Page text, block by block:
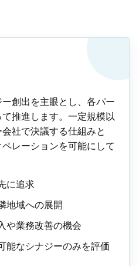
創出を主眼とし、各パー
推進します。一定規模以
社で決議する仕組みと
レーションを可能にして
に追求
地域への展開
や業務改善の機会
能なシナジーのみを評価